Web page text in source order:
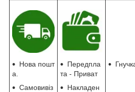
Нова пошт
а.
Самовивіз
Передпла
та - Приват
Накладен